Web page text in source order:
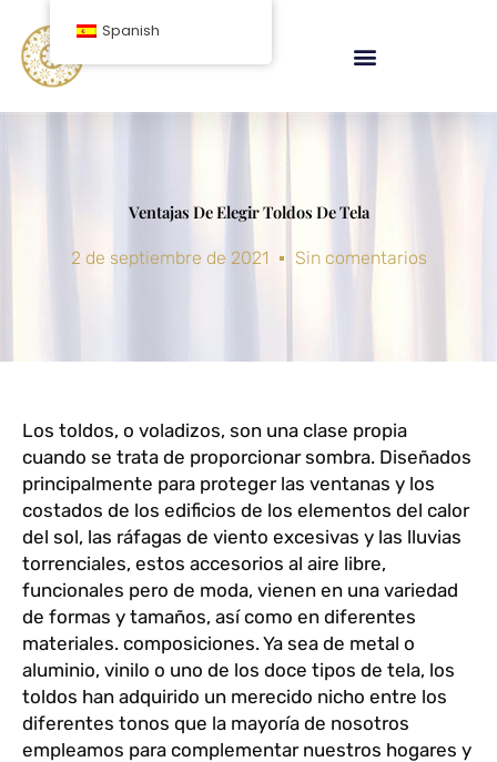
contenido
Ventajas De Elegir Toldos De Tela
2 de septiembre de 2021 Sin comentarios
Los toldos, o voladizos, son una clase propia
cuando se trata de proporcionar sombra. Diseñados
principalmente para proteger las ventanas y los
costados de los edificios de los elementos del calor
del sol, las ráfagas de viento excesivas y las lluvias
torrenciales, estos accesorios al aire libre,
funcionales pero de moda, vienen en una variedad
de formas y tamaños, así como en diferentes
materiales. composiciones. Ya sea de metal o
aluminio, vinilo o uno de los doce tipos de tela, los
toldos han adquirido un merecido nicho entre los
diferentes tonos que la mayoría de nosotros
empleamos para complementar nuestros hogares y
Spanish